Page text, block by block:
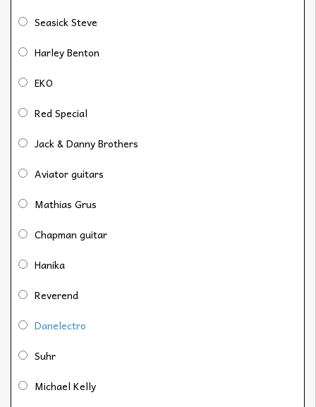
Seasick Steve
Harley Benton
EKO
Red Special
Jack & Danny Brothers
Aviator guitars
Mathias Grus
Chapman guitar
Hanika
Reverend
Danelectro
Suhr
Michael Kelly